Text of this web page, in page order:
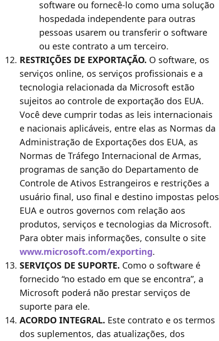
software ou fornecê-lo como uma solução
hospedada independente para outras
pessoas usarem ou transferir o software
ou este contrato a um terceiro.
RESTRIÇÕES DE EXPORTAÇÃO. O software, os
serviços online, os serviços profissionais e a
tecnologia relacionada da Microsoft estão
sujeitos ao controle de exportação dos EUA.
Você deve cumprir todas as leis internacionais
e nacionais aplicáveis, entre elas as Normas da
Administração de Exportações dos EUA, as
Normas de Tráfego Internacional de Armas,
programas de sanção do Departamento de
Controle de Ativos Estrangeiros e restrições a
usuário final, uso final e destino impostas pelos
EUA e outros governos com relação aos
produtos, serviços e tecnologias da Microsoft.
Para obter mais informações, consulte o site
www.microsoft.com/exporting.
SERVIÇOS DE SUPORTE. Como o software é
fornecido “no estado em que se encontra”, a
Microsoft poderá não prestar serviços de
suporte para ele.
ACORDO INTEGRAL. Este contrato e os termos
dos suplementos, das atualizações, dos